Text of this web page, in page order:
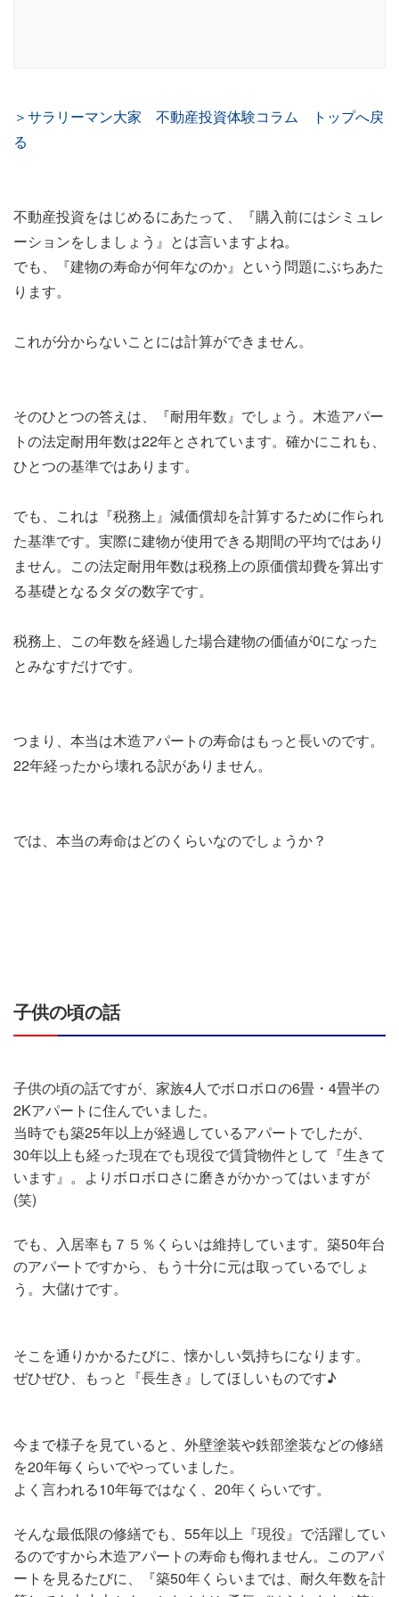
＞サラリーマン大家 不動産投資体験コラム トップへ戻
る
不動産投資をはじめるにあたって、『購入前にはシミュレ
ーションをしましょう』とは言いますよね。
でも、『建物の寿命が何年なのか』という問題にぶちあた
ります。
これが分からないことには計算ができません。
そのひとつの答えは、『耐用年数』でしょう。木造アパー
トの法定耐用年数は22年とされています。確かにこれも、
ひとつの基準ではあります。
でも、これは『税務上』減価償却を計算するために作られ
た基準です。実際に建物が使用できる期間の平均ではあり
ません。この法定耐用年数は税務上の原価償却費を算出す
る基礎となるタダの数字です。
税務上、この年数を経過した場合建物の価値が0になった
とみなすだけです。
つまり、本当は木造アパートの寿命はもっと長いのです。
22年経ったから壊れる訳がありません。
では、本当の寿命はどのくらいなのでしょうか？
子供の頃の話
子供の頃の話ですが、家族4人でボロボロの6畳・4畳半の
2Kアパートに住んでいました。
当時でも築25年以上が経過しているアパートでしたが、
30年以上も経った現在でも現役で賃貸物件として『生きて
います』。よりボロボロさに磨きがかかってはいますが
(笑)
でも、入居率も７５％くらいは維持しています。築50年台
のアパートですから、もう十分に元は取っているでしょ
う。大儲けです。
そこを通りかかるたびに、懐かしい気持ちになります。
ぜひぜひ、もっと『長生き』してほしいものです♪
今まで様子を見ていると、外壁塗装や鉄部塗装などの修繕
を20年毎くらいでやっていました。
よく言われる10年毎ではなく、20年くらいです。
そんな最低限の修繕でも、55年以上『現役』で活躍してい
るのですから木造アパートの寿命も侮れません。このアパ
ートを見るたびに、『築50年くらいまでは、耐久年数を計